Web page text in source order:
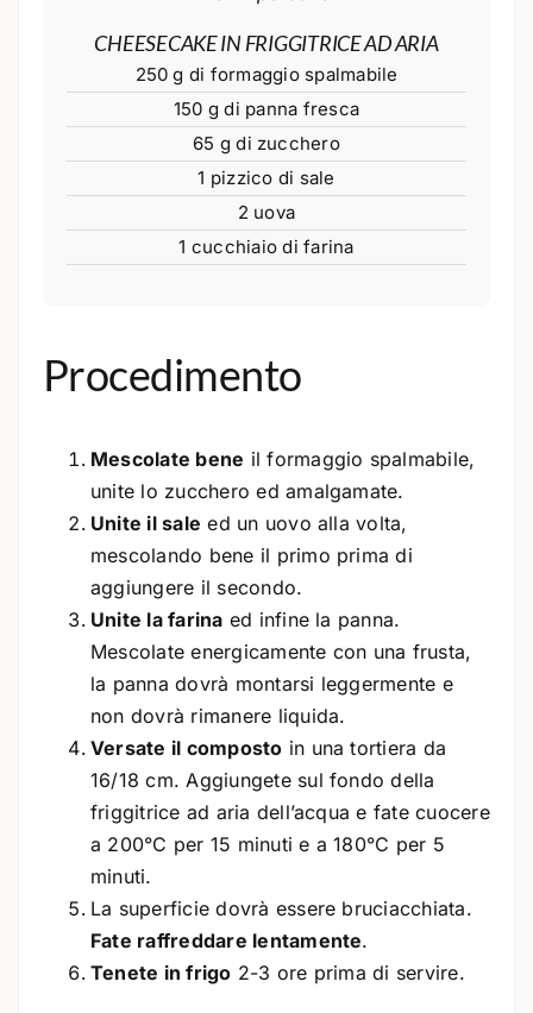
CHEESECAKE IN FRIGGITRICE AD ARIA
250 g di formaggio spalmabile
150 g di panna fresca
65 g di zucchero
1 pizzico di sale
2 uova
1 cucchiaio di farina
Procedimento
Mescolate bene il formaggio spalmabile,
unite lo zucchero ed amalgamate.
Unite il sale ed un uovo alla volta,
mescolando bene il primo prima di
aggiungere il secondo.
Unite la farina ed infine la panna.
Mescolate energicamente con una frusta,
la panna dovrà montarsi leggermente e
non dovrà rimanere liquida.
Versate il composto in una tortiera da
16/18 cm. Aggiungete sul fondo della
friggitrice ad aria dell’acqua e fate cuocere
a 200°C per 15 minuti e a 180°C per 5
minuti.
La superficie dovrà essere bruciacchiata.
Fate raffreddare lentamente.
Tenete in frigo 2-3 ore prima di servire.